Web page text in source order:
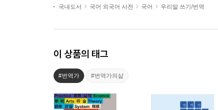
국내도서 국어 외국어 사전 국어 우리말 쓰기/번역
이 상품의 태그
#번역가 #번역가의삶